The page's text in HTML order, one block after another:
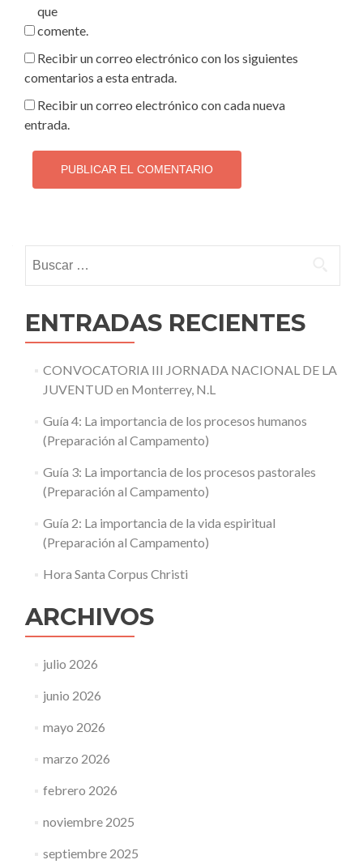
que
comente.
Recibir un correo electrónico con los siguientes
comentarios a esta entrada.
Recibir un correo electrónico con cada nueva
entrada.
ENTRADAS RECIENTES
CONVOCATORIA III JORNADA NACIONAL DE LA
JUVENTUD en Monterrey, N.L
Guía 4: La importancia de los procesos humanos
(Preparación al Campamento)
Guía 3: La importancia de los procesos pastorales
(Preparación al Campamento)
Guía 2: La importancia de la vida espiritual
(Preparación al Campamento)
Hora Santa Corpus Christi
ARCHIVOS
julio 2026
junio 2026
mayo 2026
marzo 2026
febrero 2026
noviembre 2025
septiembre 2025